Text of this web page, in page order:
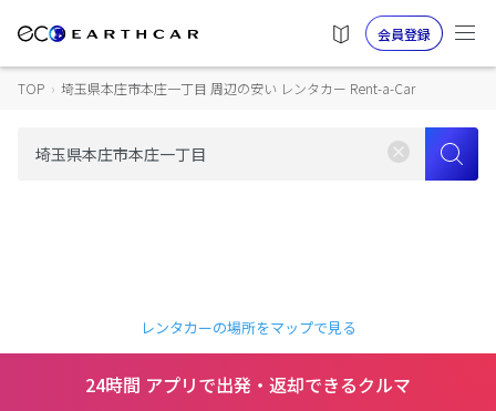
会員登録
TOP › 埼玉県本庄市本庄一丁目 周辺の安い レンタカー Rent-a-Car
レンタカーの場所をマップで見る
24時間 アプリで出発・返却できるクルマ